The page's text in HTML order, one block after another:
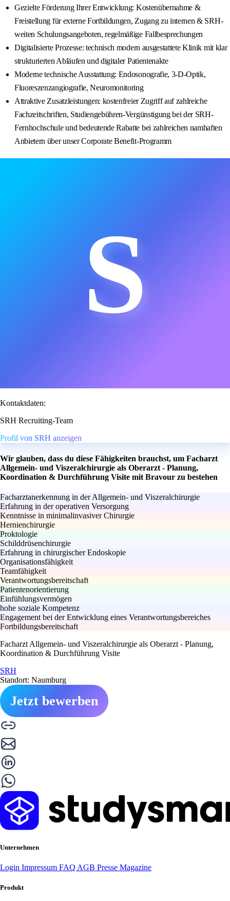
Gezielte Förderung Ihrer Entwicklung: Kostenübernahme &
Freistellung für externe Fortbildungen, Zugang zu internen & SRH-
weiten Schulungsangeboten, regelmäßige Fallbesprechungen
Digitalisierte Prozesse: technisch modern ausgestattete Klinik mit klar
strukturierten Abläufen und digitaler Patientenakte
Moderne technische Ausstattung: Endosonografie, 3-D-Optik,
Fluoreszenzangiografie, Neuromonitoring
Attraktive Zusatzleistungen: kostenfreier Zugriff auf zahlreiche
Fachzeitschriften, Studiengebühren-Vergünstigung bei der SRH-
Fernhochschule und bedeutende Rabatte bei zahlreichen namhaften
Anbietern über unser Corporate Benefit-Programm
S
Kontaktdaten:
SRH Recruiting-Team
Profil von SRH anzeigen
Wir glauben, dass du diese Fähigkeiten brauchst, um Facharzt
Allgemein- und Viszeralchirurgie als Oberarzt - Planung,
Koordination & Durchführung Visite mit Bravour zu bestehen
Facharztanerkennung in der Allgemein- und Viszeralchirurgie
Erfahrung in der operativen Versorgung
Kenntnisse in minimalinvasiver Chirurgie
Hernienchirurgie
Proktologie
Schilddrüsenchirurgie
Erfahrung in chirurgischer Endoskopie
Organisationsfähigkeit
Teamfähigkeit
Verantwortungsbereitschaft
Patientenorientierung
Einfühlungsvermögen
hohe soziale Kompetenz
Engagement bei der Entwicklung eines Verantwortungsbereiches
Fortbildungsbereitschaft
Facharzt Allgemein- und Viszeralchirurgie als Oberarzt - Planung,
Koordination & Durchführung Visite
SRH
Standort: Naumburg
Jetzt bewerben
Unternehmen
Login Impressum FAQ AGB Presse Magazine
Produkt